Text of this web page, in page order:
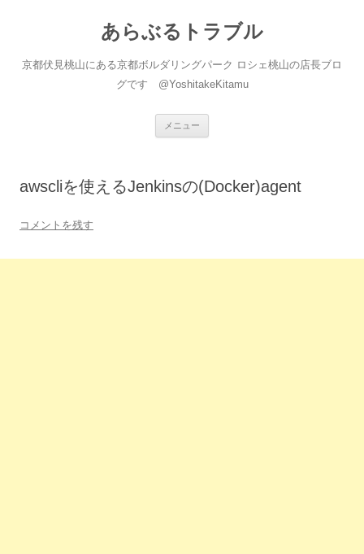
あらぶるトラブル
京都伏見桃山にある京都ボルダリングパーク ロシェ桃山の店長ブロ
グです @YoshitakeKitamu
メニュー
ス
awscliを使えるJenkinsの(Docker)agent
コメントを残す